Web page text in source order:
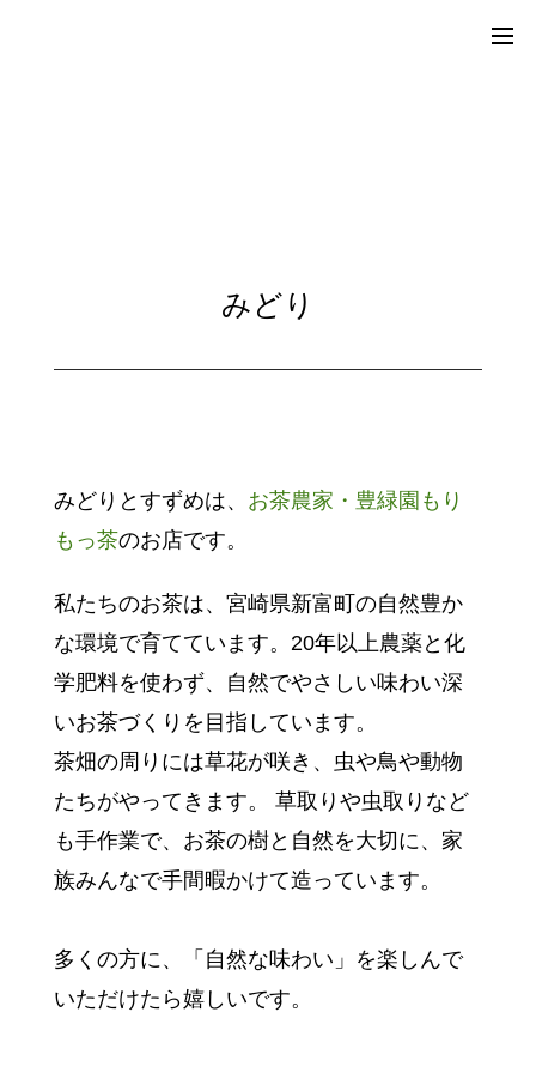
みどり
みどりとすずめは、 お茶農家・豊緑園もり
もっ茶のお店です。
私たちのお茶は、宮崎県新富町の自然豊か
な環境で育てています。20年以上農薬と化
学肥料を使わず、自然でやさしい味わい深
いお茶づくりを目指しています。
茶畑の周りには草花が咲き、虫や鳥や動物
たちがやってきます。 草取りや虫取りなど
も手作業で、お茶の樹と自然を大切に、家
族みんなで手間暇かけて造っています。
多くの方に、「自然な味わい」を楽しんで
いただけたら嬉しいです。